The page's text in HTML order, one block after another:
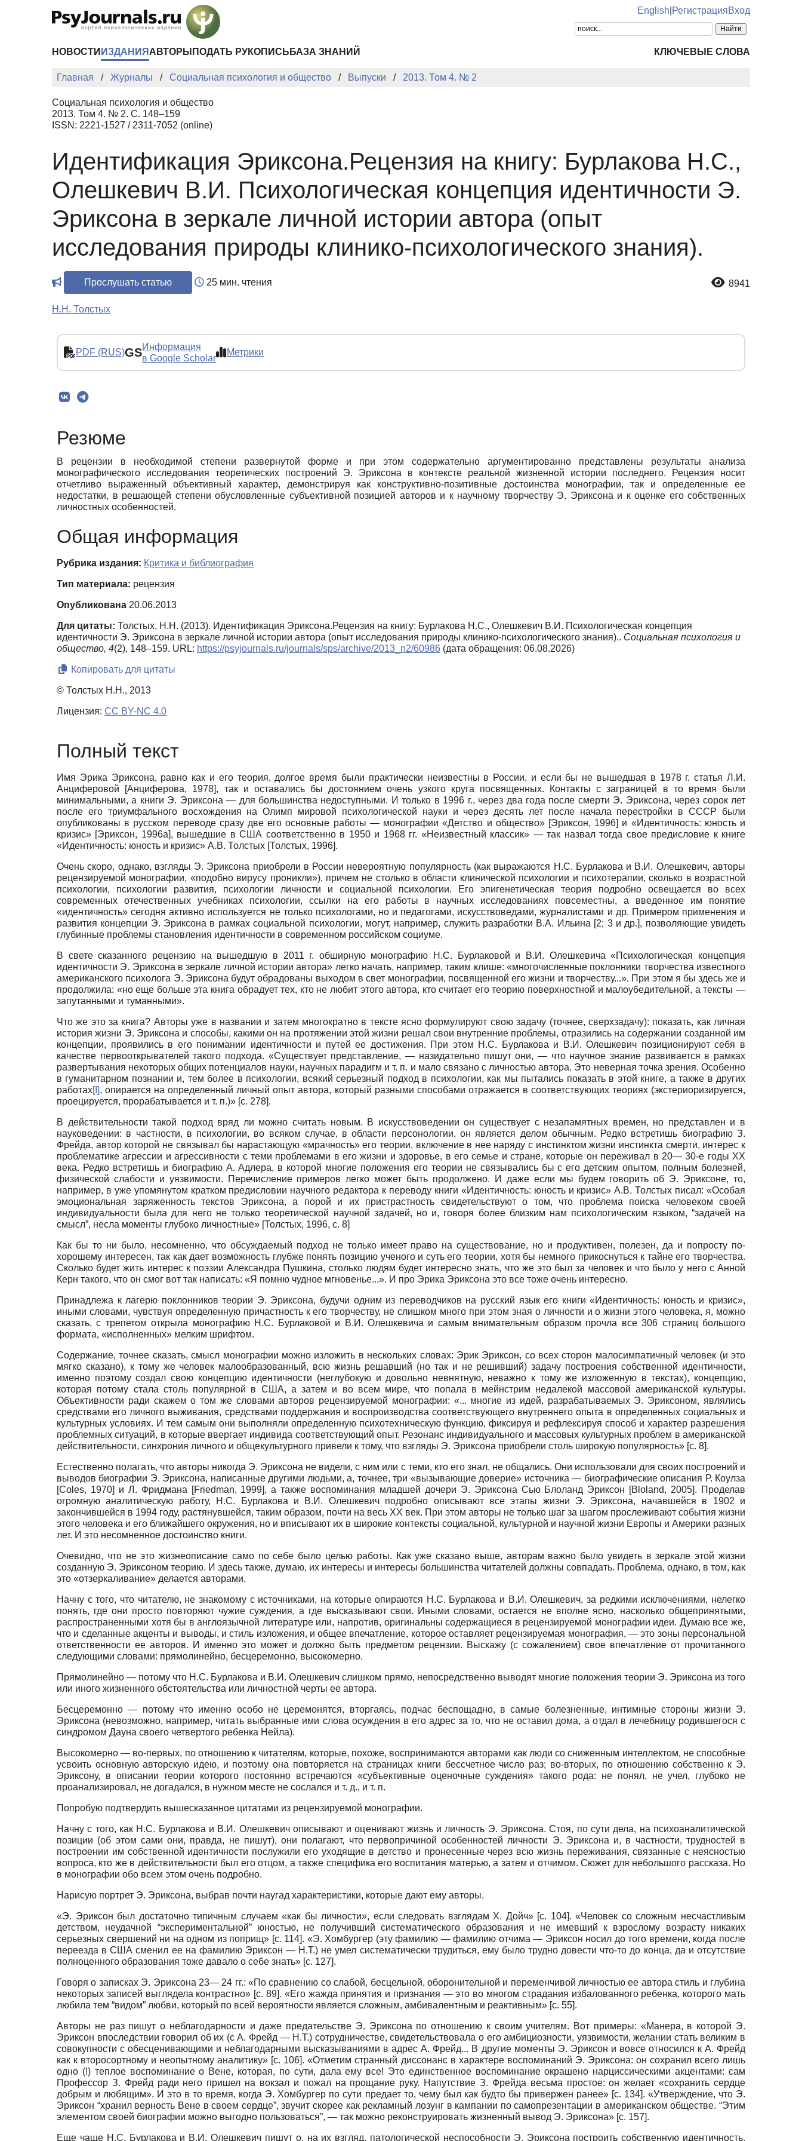
English РегистрацияВход
НОВОСТИ ИЗДАНИЯ АВТОРЫ ПОДАТЬ РУКОПИСЬ БАЗА ЗНАНИЙ КЛЮЧЕВЫЕ СЛОВА
Главная Журналы Социальная психология и общество Выпуски 2013. Том 4. № 2
Социальная психология и общество
2013. Том 4. № 2. С. 148–159
ISSN: 2221-1527 / 2311-7052 (online)
Идентификация Эриксона.Рецензия на книгу: Бурлакова Н.С.,
Олешкевич В.И. Психологическая концепция идентичности Э.
Эриксона в зеркале личной истории автора (опыт
исследования природы клинико-психологического знания).
Прослушать статью 25 мин. чтения 8941
Н.Н. Толстых
PDF (RUS)GSИнформация
в Google Scholar
Метрики
Резюме
В рецензии в необходимой степени развернутой форме и при этом содержательно аргументированно представлены результаты анализа
монографического исследования теоретических построений Э. Эриксона в контексте реальной жизненной истории последнего. Рецензия носит
отчетливо выраженный объективный характер, демонстрируя как конструктивно-позитивные достоинства монографии, так и определенные ее
недостатки, в решающей степени обусловленные субъективной позицией авторов и к научному творчеству Э. Эриксона и к оценке его собственных
личностных особенностей.
Общая информация
Рубрика издания: Критика и библиография
Тип материала: рецензия
Опубликована 20.06.2013
Для цитаты: Толстых, Н.Н. (2013). Идентификация Эриксона.Рецензия на книгу: Бурлакова Н.С., Олешкевич В.И. Психологическая концепция
идентичности Э. Эриксона в зеркале личной истории автора (опыт исследования природы клинико-психологического знания).. Социальная психология и
общество, 4(2), 148–159. URL: https://psyjournals.ru/journals/sps/archive/2013_n2/60986 (дата обращения: 06.08.2026)
Копировать для цитаты
© Толстых Н.Н., 2013
Лицензия: CC BY-NC 4.0
Полный текст
Имя Эрика Эриксона, равно как и его теория, долгое время были практически неизвестны в России, и если бы не вышедшая в 1978 г. статья Л.И.
Анциферо­вой
[Анциферова, 1978], так и оставались бы достоянием очень узкого круга посвященных. Контакты с заграницей в то время были
минимальными, а книги Э. Эриксона — для большинства недоступными. И только в 1996 г., через два года после смерти Э. Эриксона, через сорок лет
после его триумфального восхождения на Олимп мировой психологической науки и через десять лет после начала перестройки в СССР были
опубликованы в русском переводе сразу две его основные работы — монографии «Детство и общество» [Эриксон, 1996] и «Идентичность: юность и
кризис» [Эриксон, 1996а], вышедшие в США соответственно в 1950 и 1968 гг. «Неизвестный классик» — так назвал тогда свое предисловие к книге
«Идентичность: юность и кризис» А.В. Толстых [Толстых, 1996].
Очень скоро, однако, взгляды Э. Эриксона приобрели в России невероятную популярность (как выражаются Н.С. Бурлакова и В.И. Олешкевич, авторы
рецензируемой монографии, «подобно вирусу проникли»), причем не столько в области клинической психологии и психотерапии, сколько в возрастной
психологии, психологии развития, психологии личности и социальной психологии. Его эпигенетическая теория подробно освещается во всех
современных отечественных учебниках психологии, ссылки на его работы в научных исследованиях повсеместны, а введенное им понятие
«идентичность» сегодня активно используется не только психологами, но и педагогами, искусствоведами, журналистами и др. Примером применения и
развития концепции Э. Эриксона в рамках социальной психологии, могут, например, служить разработки В.А. Ильина [2; 3 и др.], позволяющие увидеть
глубинные проблемы становления идентичности в современном российском социуме.
В свете сказанного рецензию на вышедшую в 2011 г. обширную монографию Н.С. Бурлаковой и В.И. Олешкевича «Психологическая концепция
идентичности Э. Эриксона в зеркале личной истории автора» легко начать, например, таким клише: «многочисленные поклонники творчества известного
американского психолога Э. Эриксона будут обрадованы выходом в свет монографии, посвященной его жизни и творчеству...». При этом я бы здесь же и
продолжила: «но еще больше эта книга обрадует тех, кто не любит этого автора, кто считает его теорию поверхностной и малоубедительной, а тексты —
запутанными и туманными».
Что же это за книга? Авторы уже в названии и затем многократно в тексте ясно формулируют свою задачу (точнее, сверхзадачу): показать, как личная
история жизни Э. Эриксона и способы, какими он на протяжении этой жизни решал свои внутренние проблемы, отразились на содержании созданной им
концепции, проявились в его понимании идентичности и путей ее достижения. При этом Н.С. Бурлакова и В.И. Олешкевич позиционируют себя в
качестве первооткрывателей такого подхода. «Существует представление, — назидательно пишут они, — что научное знание развивается в рамках
развертывания некоторых общих потенциалов науки, научных парадигм и т. п. и мало связано с личностью автора. Это неверная точка зрения. Особенно
в гуманитарном познании и, тем более в психологии, всякий серьезный подход в психологии, как мы пытались показать в этой книге, а также в других
работах[I], опирается на определенный личный опыт автора, который разными способами отражается в соответствующих теориях (экстериоризируется,
проецируется, прорабатывается и т. п.)» [с. 278].
В действительности такой подход вряд ли можно считать новым. В искусствоведении он существует с незапамятных времен, но представлен и в
науковедении: в частности, в психологии, во всяком случае, в области персонологии, он является делом обычным. Редко встретишь биографию З.
Фрейда, автор которой не связывал бы нарастающую «мрачность» его теории, включение в нее наряду с инстинктом жизни инстинкта смерти, интерес к
проблематике агрессии и агрессивности с теми проблемами в его жизни и здоровье, в его семье и стране, которые он переживал в 20— 30-е годы ХХ
века. Редко встретишь и биографию А. Адлера, в которой многие положения его теории не связывались бы с его детским опытом, полным болезней,
физической слабости и уязвимости. Перечисление примеров легко может быть продолжено. И даже если мы будем говорить об Э. Эриксоне, то,
например, в уже упомянутом кратком предисловии научного редактора к переводу книги «Идентичность: юность и кризис» А.В. Толстых писал: «Особая
эмоциональная заряженность текстов Эриксо­на, а порой и их пристрастность свидетельствуют о том, что проблема поиска человеком своей
индивидуальности была для него не только теоретической научной задачей, но и, говоря более близким нам психологическим языком, “задачей на
смысл”, несла моменты глубоко личностные» [Толстых, 1996, с. 8]
Как бы то ни было, несомненно, что обсуждаемый подход не только имеет право на существование, но и продуктивен, полезен, да и попросту по-
хорошему интересен, так как дает возможность глубже понять позицию ученого и суть его теории, хотя бы немного прикоснуться к тайне его творчества.
Сколько будет жить интерес к поэзии Александра Пушкина, столько людям будет интересно знать, что же это был за человек и что было у него с Анной
Керн такого, что он смог вот так написать: «Я помню чудное мгновенье...». И про Эрика Эриксона это все тоже очень интересно.
Принадлежа к лагерю поклонников теории Э. Эриксона, будучи одним из переводчиков на русский язык его книги «Идентичность: юность и кризис»,
иными словами, чувствуя определенную причастность к его творчеству, не слишком много при этом зная о личности и о жизни этого человека, я, можно
сказать, с трепетом открыла монографию Н.С. Бурлаковой и В.И. Олешкевича и самым внимательным образом прочла все 306 страниц большого
формата, «исполненных» мелким шрифтом.
Содержание, точнее сказать, смысл монографии можно изложить в нескольких словах: Эрик Эриксон, со всех сторон малосимпатичный человек (и это
мягко сказано), к тому же человек малообразованный, всю жизнь решавший (но так и не решивший) задачу построения собственной идентичности,
именно поэтому создал свою концепцию идентичности (неглубокую и довольно невнятную, неважно к тому же изложенную в текстах), концепцию,
которая потому стала столь популярной в США, а затем и во всем мире, что попала в мейнстрим недалекой массовой американской культуры.
Объективности ради скажем о том же словами авторов рецензируемой монографии: «... многие из идей, разрабатываемых Э. Эриксоном, являлись
средствами его личного выживания, средствами поддержания и воспроизводства соответствующего внутреннего опыта в определенных социальных и
культурных условиях. И тем самым они выполняли определенную психотехническую функцию, фиксируя и рефлексируя способ и характер разрешения
проблемных ситуаций, в которые ввергает индивида соответствующий опыт. Резонанс индивидуального и массовых культурных проблем в американской
действительности, синхрония личного и общекультурного привели к тому, что взгляды Э. Эриксо­на приобрели столь широкую популярность» [с. 8].
Естественно полагать, что авторы никогда Э. Эриксона не видели, с ним или с теми, кто его знал, не общались. Они использовали для своих построений и
выводов биографии Э. Эриксона, написанные другими людьми, а, точнее, три «вызывающие доверие» источника — биографические описания Р. Коулза
[Coles, 1970] и Л. Фридмана [Friedman, 1999], а также воспоминания младшей дочери Э. Эриксона Сью Блоланд Эриксон [Bloland, 2005]. Проделав
огромную аналитическую работу, Н.С. Бурлакова и В.И. Олешкевич подробно описывают все этапы жизни Э. Эриксона, начавшейся в 1902 и
закончившейся в 1994 году, растянувшейся, таким образом, почти на весь ХХ век. При этом авторы не только шаг за шагом прослеживают события жизни
этого человека и его ближайшего окружения, но и вписывают их в широкие контексты социальной, культурной и научной жизни Европы и Америки разных
лет. И это несомненное достоинство книги.
Очевидно, что не это жизнеописание само по себе было целью работы. Как уже сказано выше, авторам важно было увидеть в зеркале этой жизни
созданную Э. Эриксоном теорию. И здесь также, думаю, их интересы и интересы большинства читателей должны совпадать. Проблема, однако, в том, как
это «отзеркаливание» делается авторами.
Начну с того, что читателю, не знакомому с источниками, на которые опираются Н.С. Бурлакова и В.И. Олешкевич, за редкими исключениями, нелегко
понять, где они просто повторяют чужие суждения, а где высказывают свои. Иными словами, остается не вполне ясно, насколько общепринятыми,
распространенными хотя бы в англоязычной литературе или, напротив, оригинальны содержащиеся в рецензируемой монографии идеи. Думаю все же,
что и сделанные акценты и выводы, и стиль изложения, и общее впечатление, которое оставляет рецензируемая монография, — это зоны персональной
ответственности ее авторов. И именно это может и должно быть предметом рецензии. Выскажу (с сожалением) свое впечатление от прочитанного
следующими словами: прямолинейно, бесцеремонно, высокомерно.
Прямолинейно — потому что Н.С. Бурлакова и В.И. Олешкевич слишком прямо, непосредственно выводят многие положения теории Э. Эрик­сона из того
или иного жизненного обстоятельства или личностной черты ее автора.
Бесцеремонно — потому что именно особо не церемонятся, вторгаясь, подчас беспощадно, в самые болезненные, интимные стороны жизни Э.
Эриксона (невозможно, например, читать выбранные ими слова осуждения в его адрес за то, что не оставил дома, а отдал в лечебницу родившегося с
синдромом Дауна своего четвертого ребенка Нейла).
Высокомерно — во-первых, по отношению к читателям, которые, похоже, воспринимаются авторами как люди со сниженным интеллектом, не способные
усвоить основную авторскую идею, и поэтому она повторяется на страницах книги бессчетное число раз; во-вторых, по отношению собственно к Э.
Эриксо­ну, в описании теории которого постоянно встречаются «субъективные оценочные суждения» такого рода: не понял, не учел, глубоко не
проанализировал, не догадался, в нужном месте не сослался и т. д., и т. п.
Попробую подтвердить вышесказанное цитатами из рецензируемой монографии.
Начну с того, как Н.С. Бурлакова и В.И. Олешкевич описывают и оценивают жизнь и личность Э. Эриксона. Стоя, по сути дела, на психоаналитической
позиции (об этом сами они, правда, не пишут), они полагают, что первопричиной особенностей личности Э. Эриксона и, в частности, трудностей в
построении им собственной идентичности послужили его уходящие в детство и пронесенные через всю жизнь переживания, связанные с неясностью
вопроса, кто же в действительности был его отцом, а также специфика его воспитания матерью, а затем и отчимом. Сюжет для небольшого рассказа. Но
в монографии обо всем этом очень подробно.
Нарисую портрет Э. Эриксона, выбрав почти наугад характеристики, которые дают ему авторы.
«Э. Эриксон был достаточно типичным случаем «как бы личности», если следовать взглядам Х. Дойч» [с. 104]. «Человек со сложным несчастливым
детством, неудачной “экспериментальной” юностью, не получивший систематического образования и не имевший к взрослому возрасту никаких
серьезных свершений ни на одном из поприщ» [с. 114]. «Э. Хомбургер (эту фамилию — фамилию отчима — Эриксон носил до того времени, когда после
переезда в США сменил ее на фамилию Эриксон — Н.Т.) не умел систематически трудиться, ему было трудно довести что-то до конца, да и отсутствие
полноценного образования тоже давало о себе знать» [с. 127].
Говоря о записках Э. Эриксона 23— 24 гг.: «По сравнению со слабой, бесцельной, оборонительной и переменчивой личностью ее автора стиль и глубина
некоторых записей выглядела контрастно» [с. 89]. «Его жажда принятия и признания — это во многом страдания избалованного ребенка, которого мать
любила тем “видом” любви, который по всей вероятности является сложным, амбивалентным и реактивным» [с. 55].
Авторы не раз пишут о неблагодарности и даже предательстве Э. Эриксона по отношению к своим учителям. Вот примеры: «Манера, в которой Э.
Эриксон впоследствии говорил об их (с А. Фрейд — Н.Т.) сотрудничестве, свидетельствовала о его амбициозности, уязвимости, желании стать великим в
совокупности с обесценивающими и неблагодарными высказываниями в адрес А. Фрейд... В другие моменты Э. Эриксон и вовсе относился к А. Фрейд
как к второсортному и неопытному аналитику» [с. 106]. «Отметим странный диссонанс в характере воспоминаний Э. Эриксона: он сохранил всего лишь
одно (!) теплое воспоминание о Вене, которая, по сути, дала ему все! Это единственное воспоминание окрашено нарциссическими акцентами: сам
Профессор З. Фрейд ради него пришел на вокзал и пожал на прощание руку. Напутствие З. Фрейда весьма простое: он желает «сохранить сердце
добрым и любящим». И это в то время, когда Э. Хомбургер по сути предает то, чему был как будто бы привержен ранее» [с. 134]. «Утверждение, что Э.
Эриксон “хранил верность Вене в своем сердце”, звучит скорее как рекламный лозунг в кампании по самопрезентации в американском обществе. “Этим
элементом своей биографии можно выгодно пользоваться”, — так можно реконструировать жизненный вывод Э. Эриксона» [с. 157].
Еще чаще Н.С. Бурлакова и В.И. Олешкевич пишут о, на их взгляд, патологической неспособности Э. Эрик­сона построить собственную идентичность,